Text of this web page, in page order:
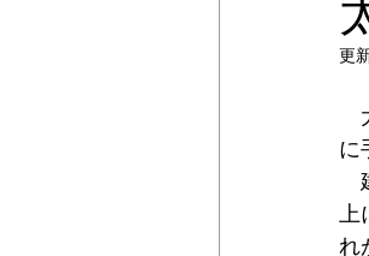
空き家対策
コストアプ
更
に
上
れ